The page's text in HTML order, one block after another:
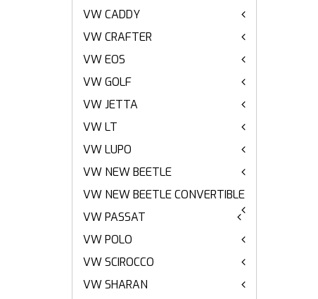
VW CADDY
VW CRAFTER
VW EOS
VW GOLF
VW JETTA
VW LT
VW LUPO
VW NEW BEETLE
VW NEW BEETLE CONVERTIBLE
VW PASSAT
VW POLO
VW SCIROCCO
VW SHARAN